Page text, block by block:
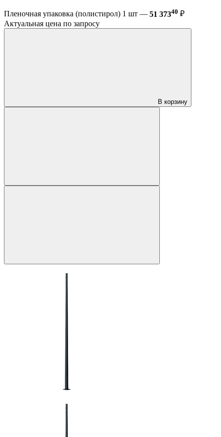
Пленочная упаковка (полистирол) 1 шт — 51 37340 ₽
Актуальная цена по запросу
В корзину